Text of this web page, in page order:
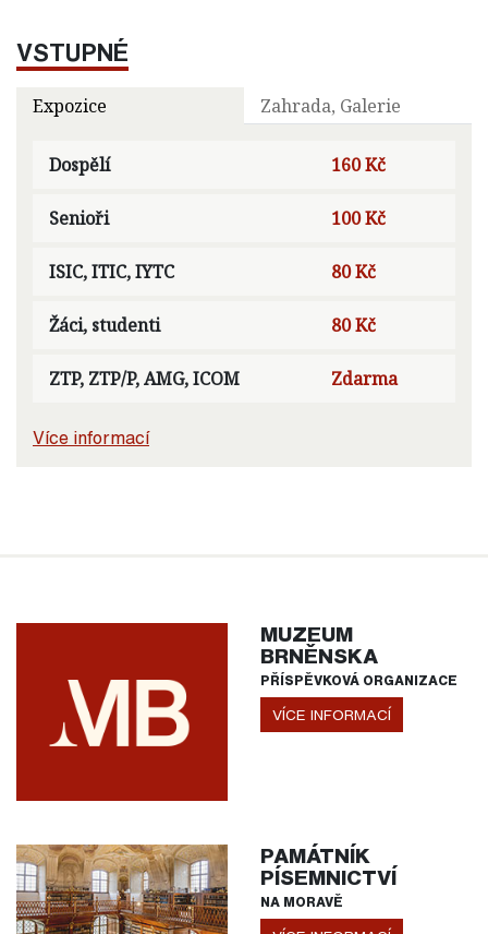
VSTUPNÉ
Expozice Zahrada, Galerie
Dospělí 160 Kč
Senioři 100 Kč
ISIC, ITIC, IYTC 80 Kč
Žáci, studenti 80 Kč
ZTP, ZTP/P, AMG, ICOM Zdarma
Více informací
MUZEUM
BRNĚNSKA
PŘÍSPĚVKOVÁ ORGANIZACE
VÍCE INFORMACÍ
PAMÁTNÍK
PÍSEMNICTVÍ
NA MORAVĚ